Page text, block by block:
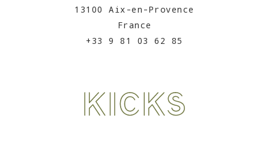
13100 Aix-en-Provence
France
+33 9 81 03 62 85